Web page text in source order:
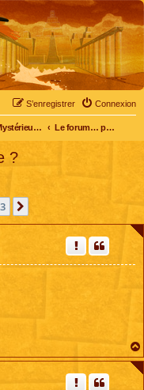
Connexion
S’enregistrer
Les Mystérieuses Cités d'Or Le forum… pour tous
?
3